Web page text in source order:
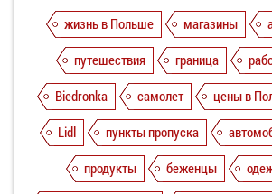
жизнь в Польше магазины
путешествия
граница
Biedronka
самолет цены в
Lidl
пункты пропуска
продукты
беженцы